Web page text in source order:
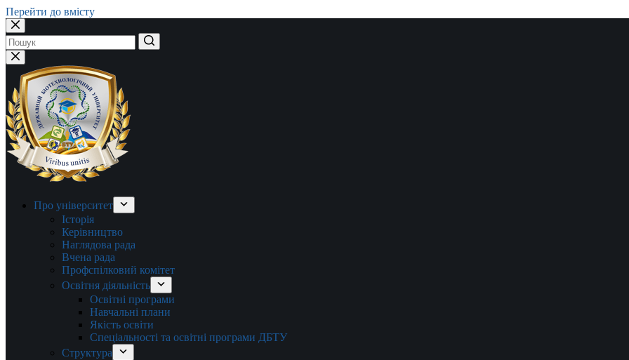
Перейти до вмісту
Немає
результатів
Про університет
Історія
Керівництво
Наглядова рада
Вчена рада
Профспілковий комітет
Освітня діяльність
Освітні програми
Навчальні плани
Якість освіти
Спеціальності та освітні програми ДБТУ
Структура